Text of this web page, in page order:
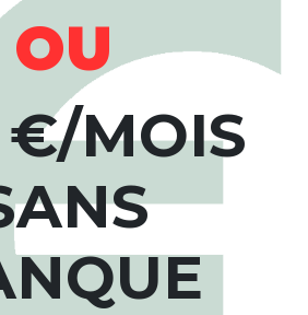
OU
MOIS